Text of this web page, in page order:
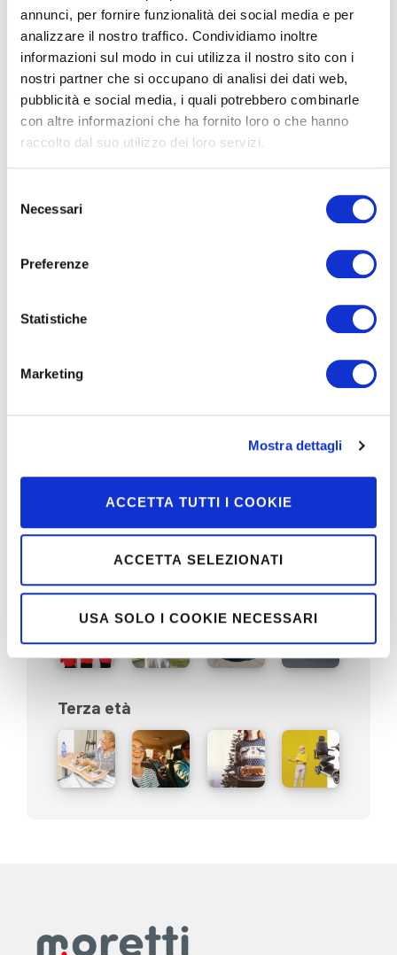
annunci, per fornire funzionalità dei social media e per
analizzare il nostro traffico. Condividiamo inoltre
informazioni sul modo in cui utilizza il nostro sito con i
nostri partner che si occupano di analisi dei dati web,
pubblicità e social media, i quali potrebbero combinarle
con altre informazioni che ha fornito loro o che hanno
raccolto dal suo utilizzo dei loro servizi.
delNecessari
Preferenze
Statistiche
Marketing
Mostra dettagli
ACCETTA TUTTI I COOKIE
ACCETTA SELEZIONATI
USA SOLO I COOKIE NECESSARI
La rubrica di Pepitosa
Territorio
Terza età